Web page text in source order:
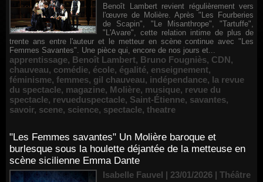
Benoît Lambert revient régulièrement vers
l'œuvre de Molière. Après "Les Fourberies
de Scapin", "Le Misanthrope", "Tartuffe",
"L'Avare", cette relation intime de plus de
trente ans entre l'auteur et le metteur en scène continue avec "Les
Femmes Savantes". Une pièce qui, encore de nos jours et...
apprentissage, Benoît Lambert, Bruno Fougniès, CDN,
chauveau, comédie, école, égalité, enseignement,
féminisme, femmes, gil chauveau, indépendance, la revue
du spectacle, magazine, Molière, musique, revue du
spectacle, revueduspectacle, Saint-Étienne, savantes,
savoir, scene, science, spectacle, theatre
"Les Femmes savantes" Un Molière baroque et
burlesque sous la houlette déjantée de la metteuse en
scène sicilienne Emma Dante
Isabelle Fauvel | 23/01/2026 | Théâtre